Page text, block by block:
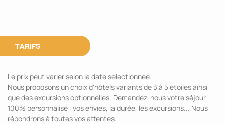
TARIFS
Le prix peut varier selon la date sélectionnée.
Nous proposons un choix d'hôtels variants de 3 à 5 étoiles ainsi
que des excursions optionnelles. Demandez-nous votre séjour
100% personnalisé : vos envies, la durée, les excursions... Nous
répondrons à toutes vos attentes.